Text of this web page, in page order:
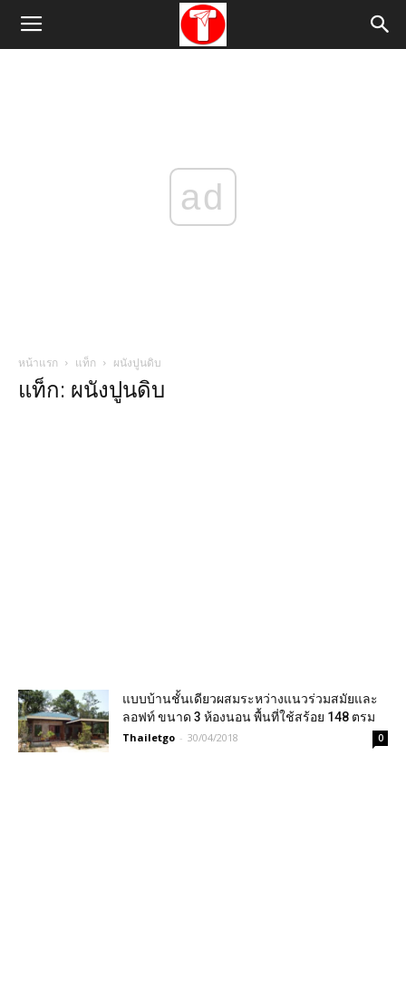
ad
หน้าแรก แท็ก ผนังปูนดิบ
แท็ก: ผนังปูนดิบ
แบบบ้านชั้นเดียวผสมระหว่างแนวร่วมสมัยและ
ลอฟท์ ขนาด 3 ห้องนอน พื้นที่ใช้สร้อย 148 ตรม
Thailetgo - 30/04/2018 0